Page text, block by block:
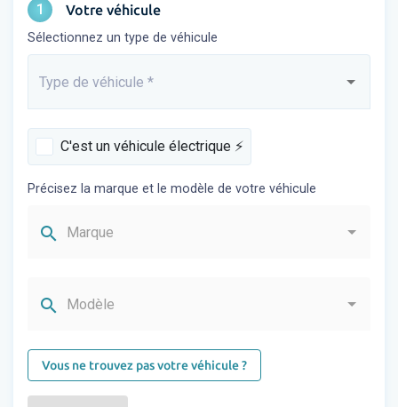
1 Votre véhicule
Sélectionnez un type de véhicule
Saisissez...
Type de véhicule *
C'est un véhicule électrique ⚡️
Précisez la marque et le modèle de votre véhicule
search Marque
search Modèle
Vous ne trouvez pas votre véhicule ?